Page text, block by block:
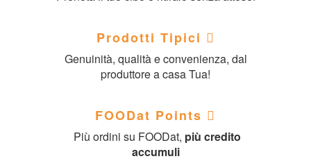
Prodotti Tipici
Genuinità, qualità e convenienza, dal
produttore a casa Tua!
FOODat Points
Più ordini su FOODat, più credito
accumuli